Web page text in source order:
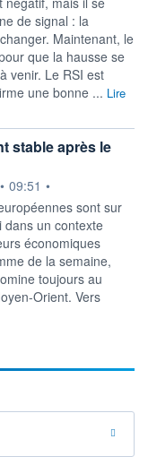
de signal : la
Maintenant, le
que la hausse se
venir. Le RSI est
une bonne ... Lire
stable après le
• 09:51 •
sont sur
dans ‌un contexte
économiques
de la semaine,
toujours au
Orient. Vers